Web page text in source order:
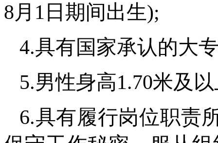
8月1日期间出生);
4.具有国家承认的大
5.男性身高1.70米及
6.具有履行岗位职责